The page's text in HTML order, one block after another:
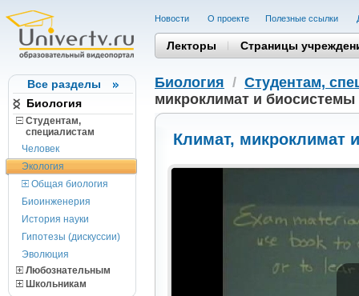
Все разделы
Биология
Студентам,
cпециалистам
Человек
Экология
Общая биология
Биоинженерия
История науки
Гипотезы (дискуссии)
Эволюция
Любознательным
Школьникам
Новости О проекте Полезные cсылки
Лекторы Страницы
Биология / Студентам,
микроклимат и биосистемы
Климат, микроклимат